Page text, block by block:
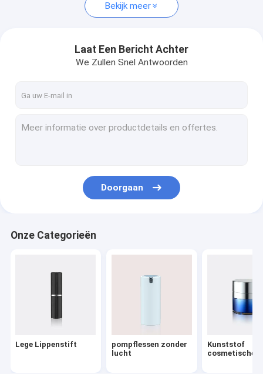
Lege Lippenstift
Kunststof cosmetische potten
parfum pomp sproeier
Poedercompact
Kosmetische Behandelingspompen
HUISDIEREN Kosmetische Flessen
Schuimende Zeeppomp
Middel om nagellak te verwijderenpomp
Bekijk meer
Laat Een Bericht Achter
We Zullen Snel Antwoorden
Doorgaan
Onze Categorieën
Lege Lippenstift
pompflessen zonder
lucht
Kunststof
cosmetische